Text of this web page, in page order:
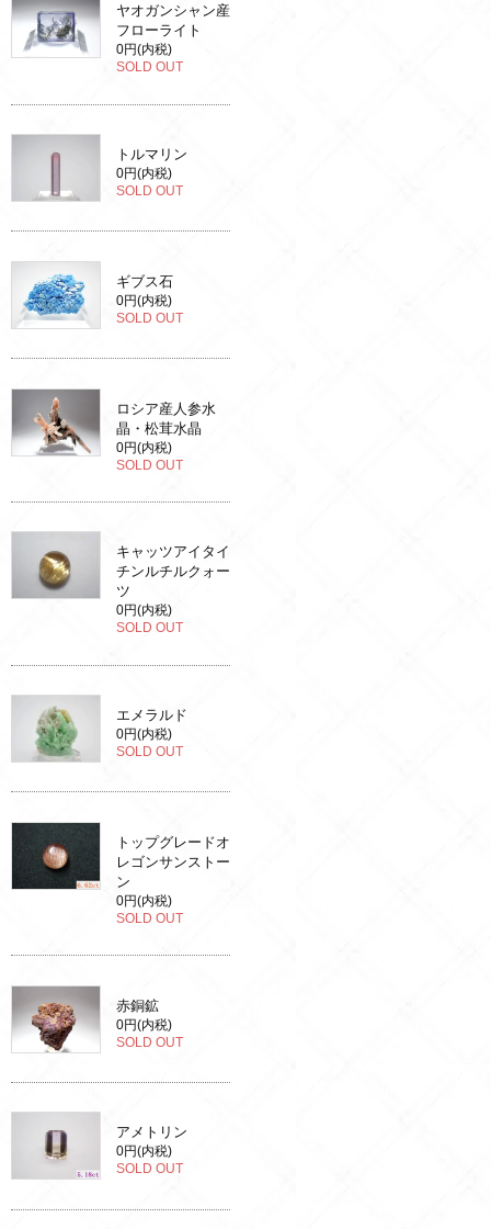
ヤオガンシャン産
フローライト
0円(内税)
SOLD OUT
トルマリン
0円(内税)
SOLD OUT
ギブス石
0円(内税)
SOLD OUT
ロシア産人参水
晶・松茸水晶
0円(内税)
SOLD OUT
キャッツアイタイ
チンルチルクォー
ツ
0円(内税)
SOLD OUT
エメラルド
0円(内税)
SOLD OUT
トップグレードオ
レゴンサンストー
ン
0円(内税)
SOLD OUT
赤銅鉱
0円(内税)
SOLD OUT
アメトリン
0円(内税)
SOLD OUT